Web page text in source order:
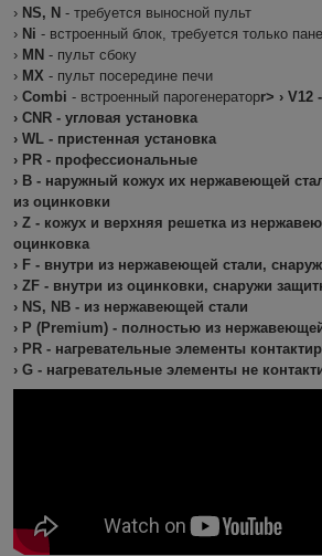
› NS, N - требуется выносной пульт
› Ni - встроенный блок, требуется только
› MN - пульт сбоку
› MX - пульт посередине печи
› Combi - встроенный парогенераторr> › V12
› CNR - угловая установка
› WL - пристенная установка
› PR - профессиональные
› В - наружный кожух их нержавеющей
из оцинковки
› Z - кожух и верхняя решетка из
оцинковка
› F - внутри из нержавеющей стали,
› ZF - внутри из оцинковки, снаружи
› NS, NB - из нержавеющей стали
› P (Premium) - полностью из
› PR - нагревательные элементы
› G - нагревательные элементы не